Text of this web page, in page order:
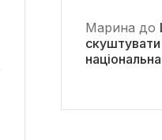
Марина до
скуштувати